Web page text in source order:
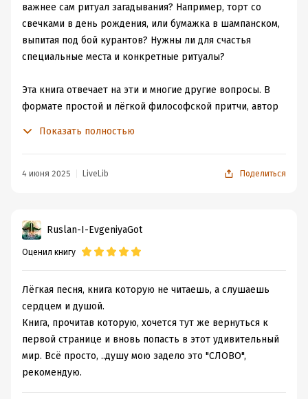
важнее сам ритуал загадывания? Например, торт со
свечками в день рождения, или бумажка в шампанском,
выпитая под бой курантов? Нужны ли для счастья
специальные места и конкретные ритуалы?
Эта книга отвечает на эти и многие другие вопросы. В
формате простой и лёгкой философской притчи, автор
Затерянный в одной восточной стране
Однако никто из них не знает, что в этом храме можно
найти настоящее чудо, ведь здесь исполняются мечты!
Десятилетний мальчуган Монк и его опекун – старый
единственные жители храма. Их жизненные, простые,
житейские, но в тоже время невероятно глубокие и
философские диалоги приоткрывают перед читателем
завесу тайны о том, где на самом деле скрывается
счастье и сбываются мечты.
Показать полностью
4 июня 2025 LiveLib Поделиться
Ruslan-I-EvgeniyaGot
Оценил книгу
Лёгкая песня, книга которую не читаешь, а слушаешь
сердцем и душой.
Книга, прочитав которую, хочется тут же вернуться к
первой странице и вновь попасть в этот удивительный
мир. Всё просто, ..душу мою задело это "СЛОВО",
рекомендую.